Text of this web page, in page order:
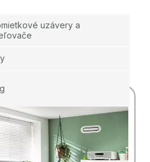
uzávery a